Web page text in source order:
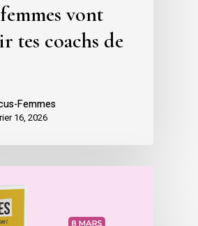
vont
tes coachs de
Femmes
16, 2026